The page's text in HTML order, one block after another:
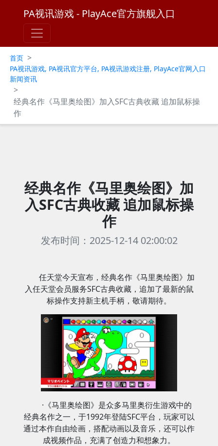
PA视讯游戏 - PlayAce官方旗舰入口
首页 >
PA视讯游戏, PA视讯官方平台, PA视讯游戏注册, PlayAce官网入口
新闻资讯
>
经典名作《马里奥绘图》加入SFC古典收藏 追加鼠标操
作
经典名作《马里奥绘图》加
入SFC古典收藏 追加鼠标操
作
发布时间：2025-12-14 02:00:02
任天堂今天宣布，经典名作《马里奥绘图》加
入任天堂会员服务SFC古典收藏，追加了最新的鼠
标操作支持新主机手柄，敬请期待。
·《马里奥绘图》是众多马里奥衍生游戏中的
经典名作之一，于1992年登陆SFC平台，玩家可以
通过本作自由绘画，搭配动画以及音乐，还可以作
成视频作品，充满了创造力和想象力。